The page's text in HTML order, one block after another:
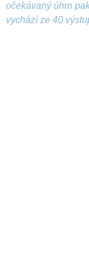
očekávaný úhrn
vychází ze 40